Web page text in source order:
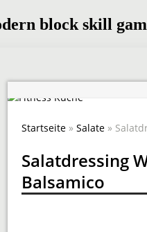
Startseite »Salate »
Salatdressing
Balsamico